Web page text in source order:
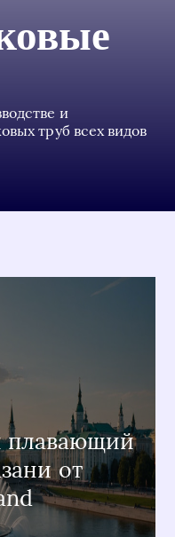
и
труб всех видов
плавающий
от